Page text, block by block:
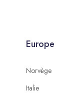
Europe
Norvège
Italie